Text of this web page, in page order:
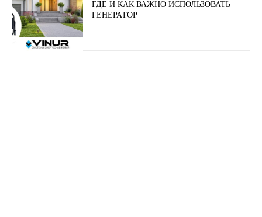
ГДЕ И КАК ВАЖНО ИСПОЛЬЗОВАТЬ
ГЕНЕРАТОР